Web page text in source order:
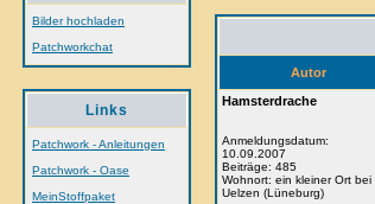
Bilder hochladen
Patchworkchat
Links
Patchwork - Anleitungen
Patchwork - Oase
MeinStoffpaket
Autor
Hamsterdrache
Anmeldungsdatum:
10.09.2007
Beiträge: 485
Wohnort: ein kleiner Ort bei
Uelzen (Lüneburg)